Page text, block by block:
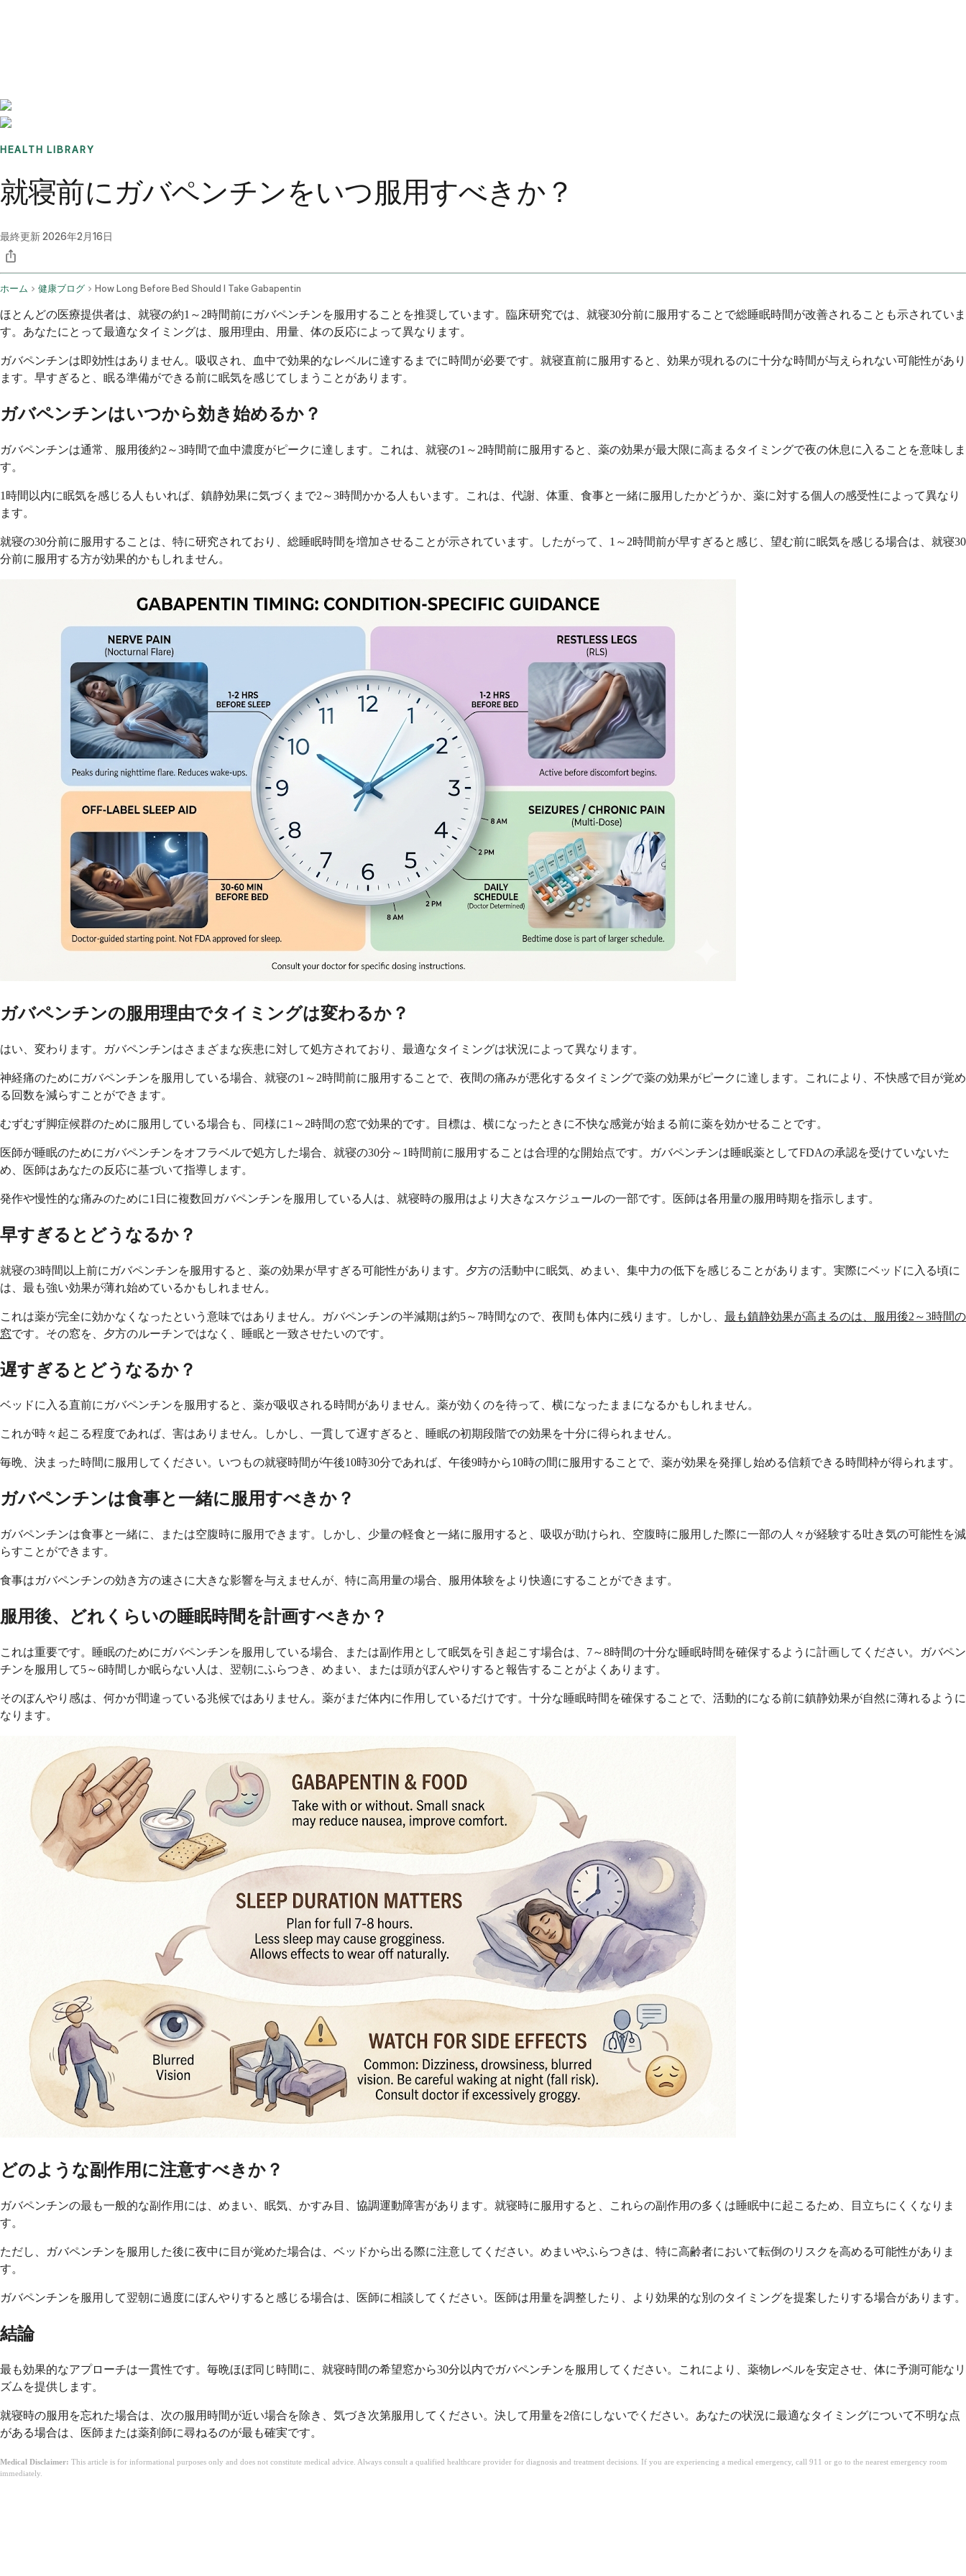
HEALTH LIBRARY
就寝前にガバペンチンをいつ服用すべきか？
最終更新2026年2月16日
ホーム 健康ブログ How Long Before Bed Should I Take Gabapentin
ほとんどの医療提供者は、就寝の約1～2時間前にガバペンチンを服用することを推奨しています。臨床研究では、就寝30分前に服用することで総睡眠時間が改善されることも示されていま
す。あなたにとって最適なタイミングは、服用理由、用量、体の反応によって異なります。
ガバペンチンは即効性はありません。吸収され、血中で効果的なレベルに達するまでに時間が必要です。就寝直前に服用すると、効果が現れるのに十分な時間が与えられない可能性があり
ます。早すぎると、眠る準備ができる前に眠気を感じてしまうことがあります。
ガバペンチンはいつから効き始めるか？
ガバペンチンは通常、服用後約2～3時間で血中濃度がピークに達します。これは、就寝の1～2時間前に服用すると、薬の効果が最大限に高まるタイミングで夜の休息に入ることを意味しま
す。
1時間以内に眠気を感じる人もいれば、鎮静効果に気づくまで2～3時間かかる人もいます。これは、代謝、体重、食事と一緒に服用したかどうか、薬に対する個人の感受性によって異なり
ます。
就寝の30分前に服用することは、特に研究されており、総睡眠時間を増加させることが示されています。したがって、1～2時間前が早すぎると感じ、望む前に眠気を感じる場合は、就寝30
分前に服用する方が効果的かもしれません。
ガバペンチンの服用理由でタイミングは変わるか？
はい、変わります。ガバペンチンはさまざまな疾患に対して処方されており、最適なタイミングは状況によって異なります。
神経痛のためにガバペンチンを服用している場合、就寝の1～2時間前に服用することで、夜間の痛みが悪化するタイミングで薬の効果がピークに達します。これにより、不快感で目が覚め
る回数を減らすことができます。
むずむず脚症候群のために服用している場合も、同様に1～2時間の窓で効果的です。目標は、横になったときに不快な感覚が始まる前に薬を効かせることです。
医師が睡眠のためにガバペンチンをオフラベルで処方した場合、就寝の30分～1時間前に服用することは合理的な開始点です。ガバペンチンは睡眠薬としてFDAの承認を受けていないた
め、医師はあなたの反応に基づいて指導します。
発作や慢性的な痛みのために1日に複数回ガバペンチンを服用している人は、就寝時の服用はより大きなスケジュールの一部です。医師は各用量の服用時期を指示します。
早すぎるとどうなるか？
就寝の3時間以上前にガバペンチンを服用すると、薬の効果が早すぎる可能性があります。夕方の活動中に眠気、めまい、集中力の低下を感じることがあります。実際にベッドに入る頃に
は、最も強い効果が薄れ始めているかもしれません。
これは薬が完全に効かなくなったという意味ではありません。ガバペンチンの半減期は約5～7時間なので、夜間も体内に残ります。しかし、 最も鎮静効果が高まるのは、服用後2～3時間の
窓です。その窓を、夕方のルーチンではなく、睡眠と一致させたいのです。
遅すぎるとどうなるか？
ベッドに入る直前にガバペンチンを服用すると、薬が吸収される時間がありません。薬が効くのを待って、横になったままになるかもしれません。
これが時々起こる程度であれば、害はありません。しかし、一貫して遅すぎると、睡眠の初期段階での効果を十分に得られません。
毎晩、決まった時間に服用してください。いつもの就寝時間が午後10時30分であれば、午後9時から10時の間に服用することで、薬が効果を発揮し始める信頼できる時間枠が得られます。
ガバペンチンは食事と一緒に服用すべきか？
ガバペンチンは食事と一緒に、または空腹時に服用できます。しかし、少量の軽食と一緒に服用すると、吸収が助けられ、空腹時に服用した際に一部の人々が経験する吐き気の可能性を減
らすことができます。
食事はガバペンチンの効き方の速さに大きな影響を与えませんが、特に高用量の場合、服用体験をより快適にすることができます。
服用後、どれくらいの睡眠時間を計画すべきか？
これは重要です。睡眠のためにガバペンチンを服用している場合、または副作用として眠気を引き起こす場合は、7～8時間の十分な睡眠時間を確保するように計画してください。ガバペン
チンを服用して5～6時間しか眠らない人は、翌朝にふらつき、めまい、または頭がぼんやりすると報告することがよくあります。
そのぼんやり感は、何かが間違っている兆候ではありません。薬がまだ体内に作用しているだけです。十分な睡眠時間を確保することで、活動的になる前に鎮静効果が自然に薄れるように
なります。
どのような副作用に注意すべきか？
ガバペンチンの最も一般的な副作用には、めまい、眠気、かすみ目、協調運動障害があります。就寝時に服用すると、これらの副作用の多くは睡眠中に起こるため、目立ちにくくなりま
す。
ただし、ガバペンチンを服用した後に夜中に目が覚めた場合は、ベッドから出る際に注意してください。めまいやふらつきは、特に高齢者において転倒のリスクを高める可能性がありま
す。
ガバペンチンを服用して翌朝に過度にぼんやりすると感じる場合は、医師に相談してください。医師は用量を調整したり、より効果的な別のタイミングを提案したりする場合があります。
結論
最も効果的なアプローチは一貫性です。毎晩ほぼ同じ時間に、就寝時間の希望窓から30分以内でガバペンチンを服用してください。これにより、薬物レベルを安定させ、体に予測可能なリ
ズムを提供します。
就寝時の服用を忘れた場合は、次の服用時間が近い場合を除き、気づき次第服用してください。決して用量を2倍にしないでください。あなたの状況に最適なタイミングについて不明な点
がある場合は、医師または薬剤師に尋ねるのが最も確実です。
Medical Disclaimer: This article is for informational purposes only and does not constitute medical advice. Always consult a qualified healthcare provider for diagnosis and treatment decisions. If you are experiencing a medical emergency, call 911 or go to the nearest emergency room
immediately.